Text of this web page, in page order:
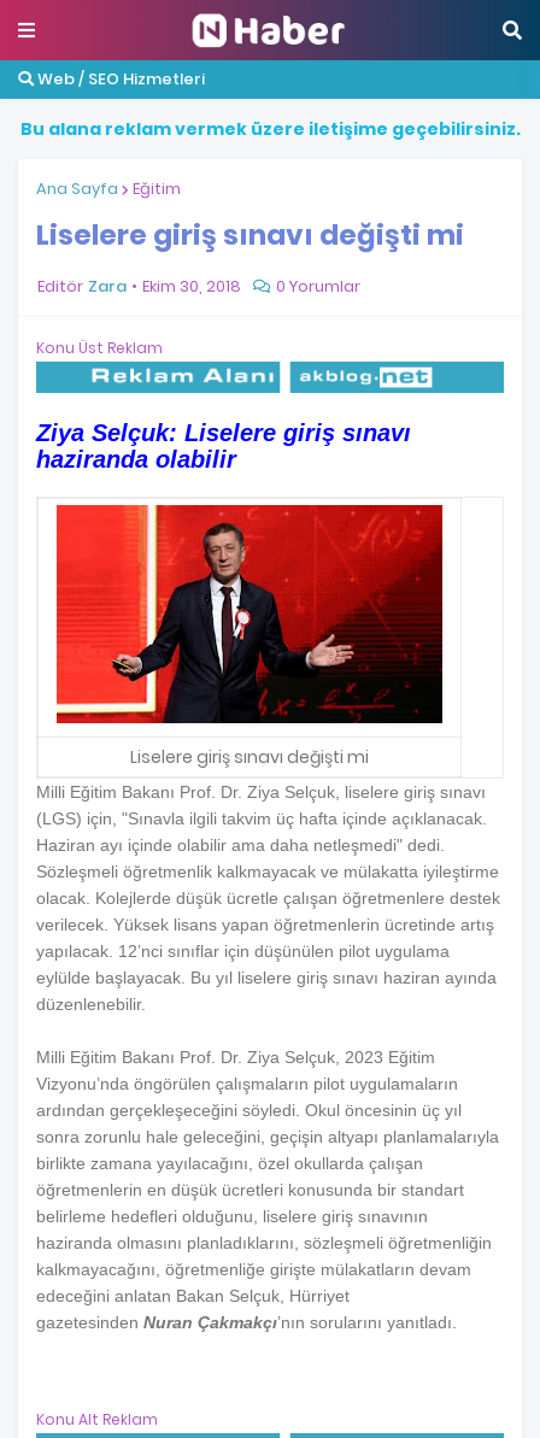
Web / SEO Hizmetleri
Bu alana reklamvermek üzere iletişime geçebilirsiniz.
Ana Sayfa Eğitim
Liselere giriş sınavı değişti mi
Editör Zara Ekim 30, 2018 0 Yorumlar
Konu Üst Reklam
Ziya Selçuk: Liselere giriş sınavı
haziranda olabilir
Liselere giriş sınavı değişti mi
Milli Eğitim Bakanı Prof. Dr. Ziya Selçuk, liselere giriş sınavı
(LGS) için, "Sınavla ilgili takvim üç hafta içinde açıklanacak.
Haziran ayı içinde olabilir ama daha netleşmedi" dedi.
Sözleşmeli öğretmenlik kalkmayacak ve mülakatta iyileştirme
olacak. Kolejlerde düşük ücretle çalışan öğretmenlere destek
verilecek. Yüksek lisans yapan öğretmenlerin ücretinde artış
yapılacak. 12’nci sınıflar için düşünülen pilot uygulama
eylülde başlayacak. Bu yıl liselere giriş sınavı haziran ayında
düzenlenebilir.
Milli Eğitim Bakanı Prof. Dr. Ziya Selçuk, 2023 Eğitim
Vizyonu’nda öngörülen çalışmaların pilot uygulamaların
ardından gerçekleşeceğini söyledi. Okul öncesinin üç yıl
sonra zorunlu hale geleceğini, geçişin altyapı planlamalarıyla
birlikte zamana yayılacağını, özel okullarda çalışan
öğretmenlerin en düşük ücretleri konusunda bir standart
belirleme hedefleri olduğunu, liselere giriş sınavının
haziranda olmasını planladıklarını, sözleşmeli öğretmenliğin
kalkmayacağını, öğretmenliğe girişte mülakatların devam
edeceğini anlatan Bakan Selçuk, Hürriyet
gazetesinden Nuran Çakmakçı’nın sorularını yanıtladı.
Konu Alt Reklam